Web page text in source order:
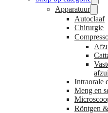
Apparatuur
Autoclaaf
Chirurgie
Intraorale
Meng en
Röntgen